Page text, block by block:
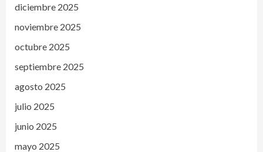
diciembre 2025
noviembre 2025
octubre 2025
septiembre 2025
agosto 2025
julio 2025
junio 2025
mayo 2025